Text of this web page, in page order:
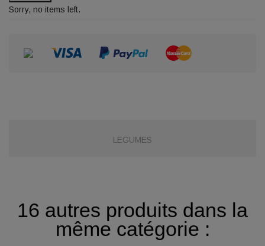
Sorry, no items left.
LEGUMES
16 autres produits dans la
même catégorie :